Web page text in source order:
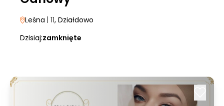
Leśna | 11, Działdowo
Dzisiaj:zamknięte